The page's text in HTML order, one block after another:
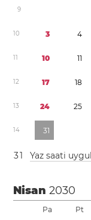
9
10 3 4
11 10 11
12 17 18
13 24 25
14 31
31 Yaz saati
Nisan2030
Pa Pt